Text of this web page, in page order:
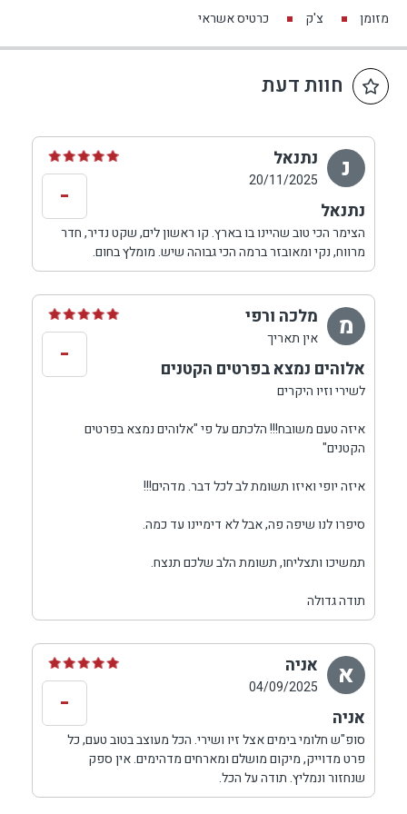
מזומן צ'ק כרטיס אשראי
חוות דעת
נ נתנאל
20/11/2025
נתנאל
הצימר הכי טוב שהיינו בו בארץ. קו ראשון לים, שקט נדיר, חדר
מרווח, נקי ומאובזר ברמה הכי גבוהה שיש. מומלץ בחום.
-
מ מלכה ורפי
אין תאריך
אלוהים נמצא בפרטים הקטנים
לשירי וזיו היקרים
איזה טעם משובח!!! הלכתם על פי "אלוהים נמצא בפרטים
הקטנים"
איזה יופי ואיזו תשומת לב לכל דבר. מדהים!!!
סיפרו לנו שיפה פה, אבל לא דימיינו עד כמה.
תמשיכו ותצליחו, תשומת הלב שלכם תנצח.
תודה גדולה
-
א אניה
04/09/2025
אניה
סופ"ש חלומי בימים אצל זיו ושירי. הכל מעוצב בטוב טעם, כל
פרט מדוייק, מיקום מושלם ומארחים מדהימים. אין ספק
שנחזור ונמליץ. תודה על הכל.
-